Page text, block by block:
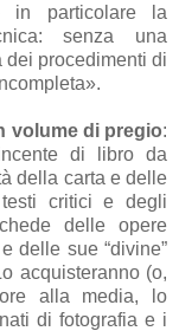
in particolare la
senza una
dei procedimenti di
volume di pregio:
di libro da
della carta e delle
critici e degli
delle opere
delle sue “divine”
acquisteranno (o,
alla media, lo
di fotografia e i